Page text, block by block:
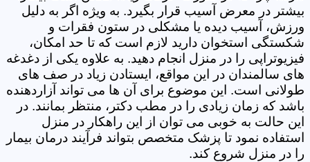
بیشتر در معرض آسیب قرار بگیرد. به ویژه اگر به دلیل
ورزش، آسیب دیده یا مشکلی در ستون فقرات و
شکستگی استخوان دارید لازم است که تا حد امکان،
فیزیوتراپی را در منزل انجام دهید. به علاوه یکی از دغدغه
های سالمندان در این مواقع، ایستادن زیاد در صف های
طولانی است. این موضوع برای آن ها می تواند آزاردهنده
باشد که زمان زیادی را در مطب دکتر، منتظر بمانند. در
این حالت به خوبی می توان از این راهکار در منزل
استفاده نمود تا پزشک متخصص بتواند فرآیند درمان بیمار
را در منزل شروع کند.